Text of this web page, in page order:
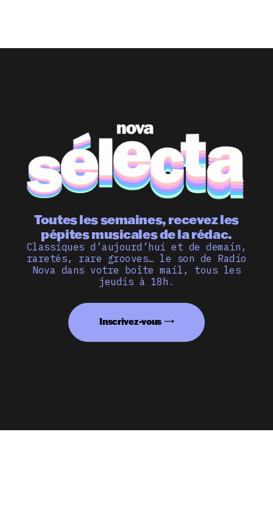
Toutes les semaines, recevez les
pépites musicales de la rédac.
Classiques d’aujourd’hui et de demain,
raretés, rare grooves… le son de Radio
Nova dans votre boîte mail, tous les
jeudis à 18h.
Inscrivez-vous